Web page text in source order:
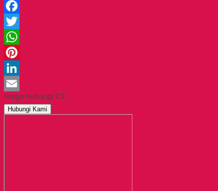
Facebook
Twitter
WhatsApp
Pinterest
LinkedIn
Email
Harga Hubungi CS
Hubungi Kami